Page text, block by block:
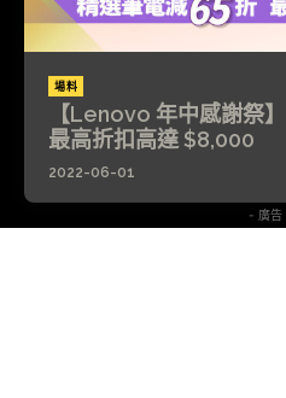
場料
【Lenovo 年中感謝祭
最高折扣高達 $8,000
2022-06-01
- 廣告